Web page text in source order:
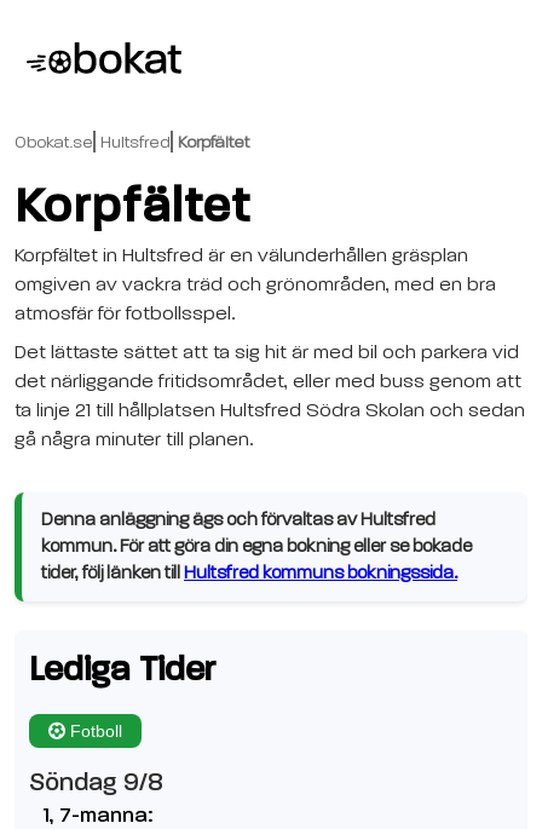
Obokat.se Hultsfred Korpfältet
Korpfältet
Korpfältet in Hultsfred är en välunderhållen gräsplan
omgiven av vackra träd och grönområden, med en bra
atmosfär för fotbollsspel.
Det lättaste sättet att ta sig hit är med bil och parkera vid
det närliggande fritidsområdet, eller med buss genom att
ta linje 21 till hållplatsen Hultsfred Södra Skolan och sedan
gå några minuter till planen.
Denna anläggning ägs och förvaltas av Hultsfred
kommun. För att göra din egna bokning eller se bokade
tider, följ länken till Hultsfred kommuns bokningssida.
Lediga Tider
Fotboll
Söndag 9/8
1, 7-manna: